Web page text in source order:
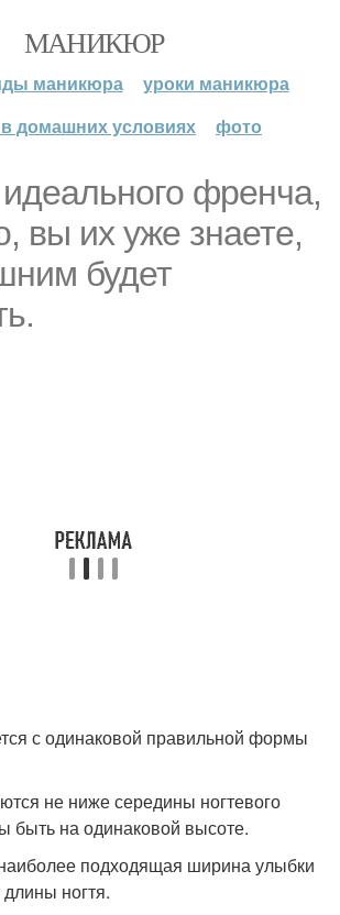
МАНИКЮР
маникюра
уроки маникюра
домашних условиях
фото
френча,
вы их уже знаете,
будет
с одинаковой правильной формы
не ниже середины ногтевого
быть на одинаковой высоте.
наиболее подходящая ширина улыбки
длины ногтя.